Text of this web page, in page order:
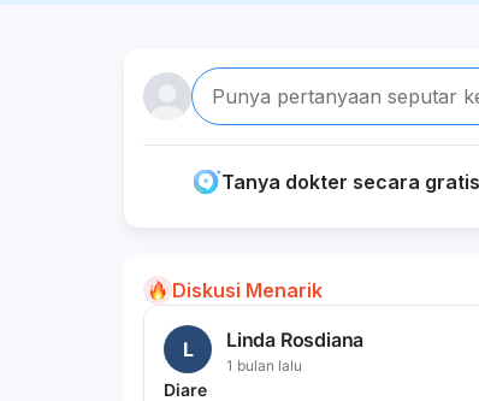
Punya pertanyaan seputar
Tanya dokter secara gratis
Diskusi Menarik
L Linda Rosdiana
1 bulan lalu
Diare